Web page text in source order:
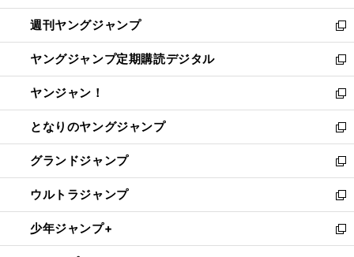
開
く
ウ
で
開
く
ン
ド
ウ
で
開
く
ウ
ィ
ン
ド
ウ
で
開
く
週刊ヤングジャンプ
新
し
い
ウ
ィ
ン
ド
ウ
で
開
く
ヤングジャンプ定期購読デジタル
新
し
い
ウ
ィ
ン
ド
ウ
で
開
く
ヤンジャン！
新
し
い
ウ
ィ
ン
ド
ウ
で
開
となりのヤングジャンプ
新
し
い
ウ
ィ
ン
ド
ウ
グランドジャンプ
新
し
い
ウ
ィ
ン
ウルトラジャンプ
新
し
い
ウ
少年ジャンプ+
新
し